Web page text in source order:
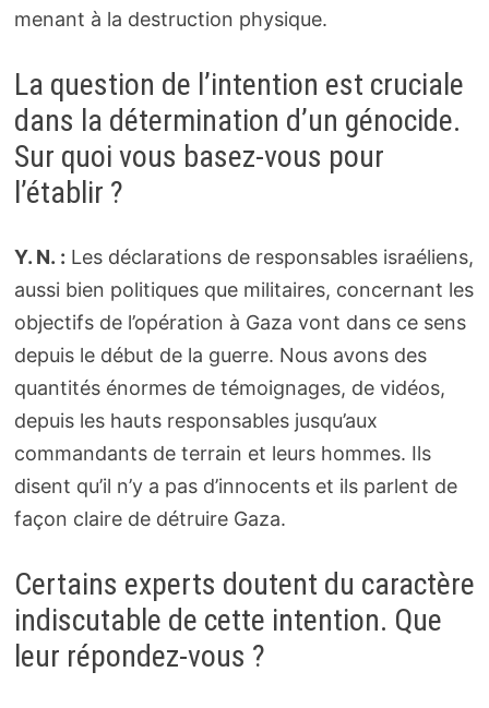
menant à la destruction physique.
La question de l’intention est cruciale
dans la détermination d’un génocide.
Sur quoi vous basez-vous pour
l’établir ?
Y. N. : Les déclarations de responsables israéliens,
aussi bien politiques que militaires, concernant les
objectifs de l’opération à Gaza vont dans ce sens
depuis le début de la guerre. Nous avons des
quantités énormes de témoignages, de vidéos,
depuis les hauts responsables jusqu’aux
commandants de terrain et leurs hommes. Ils
disent qu’il n’y a pas d’innocents et ils parlent de
façon claire de détruire Gaza.
Certains experts doutent du caractère
indiscutable de cette intention. Que
leur répondez-vous ?